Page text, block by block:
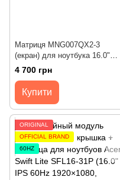
Матриця MNG007QX2-3
(екран) для ноутбука 16.0"
(IPS / 180Hz / 1920×1200
WUXGA / матовая / 40pin
(0.5mm) / 300nit / 1000:1 / 45%
NTSC / 85°.85°.85°.85°)
Оригінал
4 700 грн
Купити
ORIGINAL
OFFICIAL BRAND
60HZ